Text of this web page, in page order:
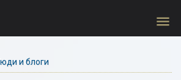
menu
и блоги